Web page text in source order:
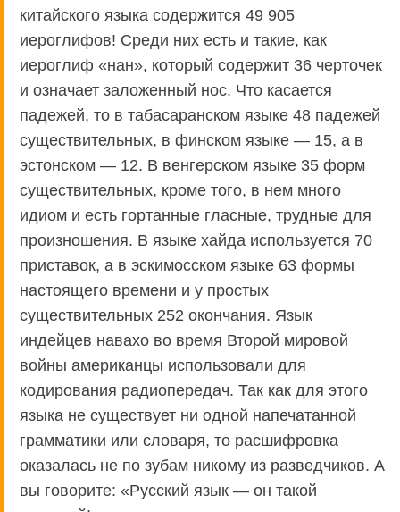
китайского языка содержится 49 905
иероглифов! Среди них есть и такие, как
иероглиф «нан», который содержит 36 черточек
и означает заложенный нос. Что касается
падежей, то в табасаранском языке 48 падежей
существительных, в финском языке — 15, а в
эстонском — 12. В венгерском языке 35 форм
существительных, кроме того, в нем много
идиом и есть гортанные гласные, трудные для
произношения. В языке хайда используется 70
приставок, а в эскимосском языке 63 формы
настоящего времени и у простых
существительных 252 окончания. Язык
индейцев навахо во время Второй мировой
войны американцы использовали для
кодирования радиопередач. Так как для этого
языка не существует ни одной напечатанной
грамматики или словаря, то расшифровка
оказалась не по зубам никому из разведчиков. А
вы говорите: «Русский язык — он такой